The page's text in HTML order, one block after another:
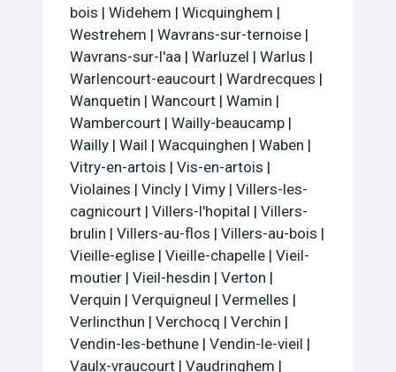
bois | Widehem | Wicquinghem |
Westrehem | Wavrans-sur-ternoise |
Wavrans-sur-l'aa | Warluzel | Warlus |
Warlencourt-eaucourt | Wardrecques |
Wanquetin | Wancourt | Wamin |
Wambercourt | Wailly-beaucamp |
Wailly | Wail | Wacquinghen | Waben |
Vitry-en-artois | Vis-en-artois |
Violaines | Vincly | Vimy | Villers-les-
cagnicourt | Villers-l'hopital | Villers-
brulin | Villers-au-flos | Villers-au-bois |
Vieille-eglise | Vieille-chapelle | Vieil-
moutier | Vieil-hesdin | Verton |
Verquin | Verquigneul | Vermelles |
Verlincthun | Verchocq | Verchin |
Vendin-les-bethune | Vendin-le-vieil |
Vaulx-vraucourt | Vaudringhem |